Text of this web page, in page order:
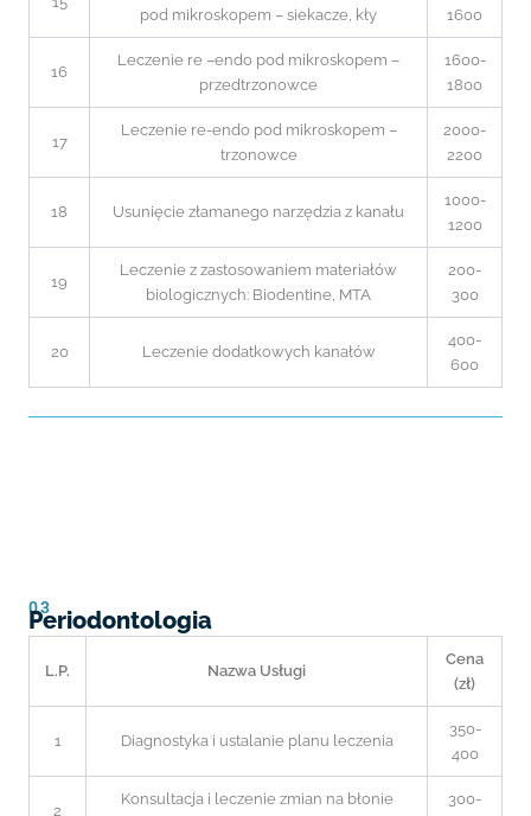
pod mikroskopem – siekacze, kły
1600
16
Leczenie re –endo pod mikroskopem –
przedtrzonowce
1600-
1800
17
Leczenie re-endo pod mikroskopem –
trzonowce
2000-
2200
18 Usunięcie złamanego narzędzia z kanału
1000-
1200
19
Leczenie z zastosowaniem materiałów
biologicznych: Biodentine, MTA
200-
300
20 Leczenie dodatkowych kanałów
400-
600
03
Periodontologia
L.P. Nazwa Usługi
Cena
(zł)
1 Diagnostyka i ustalanie planu leczenia
350-
400
2
Konsultacja i leczenie zmian na błonie
300-